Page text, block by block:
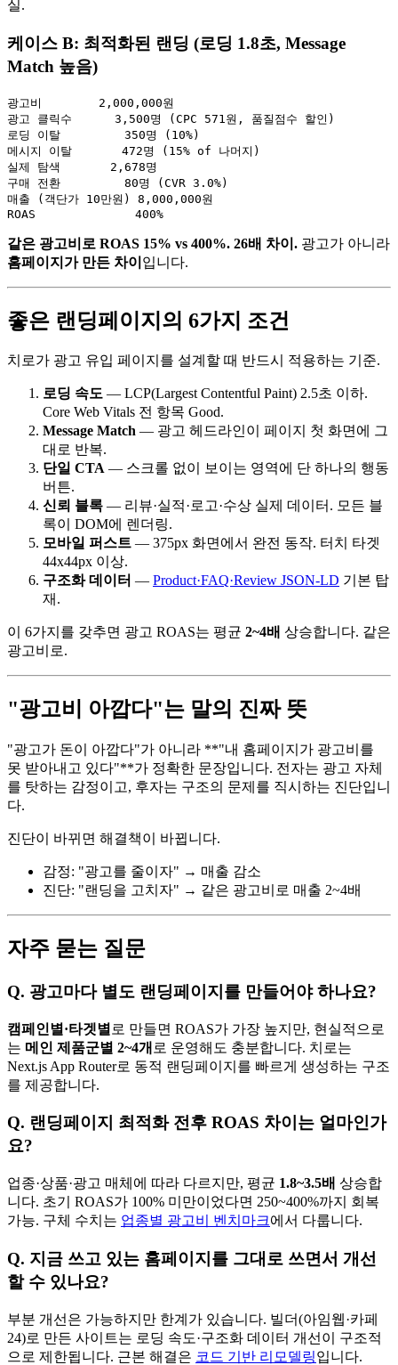
실.
케이스 B: 최적화된 랜딩 (로딩 1.8초, Message
Match 높음)
광고비        2,000,000원
광고 클릭수      3,500명 (CPC 571원, 품질점수 할인)
로딩 이탈         350명 (10%)
메시지 이탈       472명 (15% of 나머지)
실제 탐색       2,678명
구매 전환         80명 (CVR 3.0%)
매출 (객단가 10만원) 8,000,000원
같은 광고비로 ROAS 15% vs 400%. 26배 차이. 광고가 아니라
홈페이지가 만든 차이 입니다.
좋은 랜딩페이지의 6가지 조건
치로가 광고 유입 페이지를 설계할 때 반드시 적용하는 기준.
로딩 속도 — LCP(Largest Contentful Paint) 2.5초 이하.
Core Web Vitals 전 항목 Good.
Message Match — 광고 헤드라인이 페이지 첫 화면에 그
대로 반복.
단일 CTA — 스크롤 없이 보이는 영역에 단 하나의 행동
버튼.
신뢰 블록 — 리뷰·실적·로고·수상 실제 데이터. 모든 블
록이 DOM에 렌더링.
모바일 퍼스트 — 375px 화면에서 완전 동작. 터치 타겟
44x44px 이상.
구조화 데이터 — Product·FAQ·Review JSON-LD 기본 탑
재.
이 6가지를 갖추면 광고 ROAS는 평균 2~4배 상승합니다. 같은
광고비로.
"광고비 아깝다"는 말의 진짜 뜻
"광고가 돈이 아깝다"가 아니라 **"내 홈페이지가 광고비를
못 받아내고 있다"**가 정확한 문장입니다. 전자는 광고 자체
를 탓하는 감정이고, 후자는 구조의 문제를 직시하는 진단입니
다.
진단이 바뀌면 해결책이 바뀝니다.
감정: "광고를 줄이자" → 매출 감소
진단: "랜딩을 고치자" → 같은 광고비로 매출 2~4배
자주 묻는 질문
Q. 광고마다 별도 랜딩페이지를 만들어야 하나요?
캠페인별·타겟별 로 만들면 ROAS가 가장 높지만, 현실적으로
는 메인 제품군별 2~4개 로 운영해도 충분합니다. 치로는
Next.js App Router로 동적 랜딩페이지를 빠르게 생성하는 구조
를 제공합니다.
Q. 랜딩페이지 최적화 전후 ROAS 차이는 얼마인가
요?
업종·상품·광고 매체에 따라 다르지만, 평균 1.8~3.5배 상승합
니다. 초기 ROAS가 100% 미만이었다면 250~400%까지 회복
가능. 구체 수치는 업종별 광고비 벤치마크에서 다룹니다.
Q. 지금 쓰고 있는 홈페이지를 그대로 쓰면서 개선
할 수 있나요?
부분 개선은 가능하지만 한계가 있습니다. 빌더(아임웹·카페
24)로 만든 사이트는 로딩 속도·구조화 데이터 개선이 구조적
으로 제한됩니다. 근본 해결은 코드 기반 리모델링입니다.